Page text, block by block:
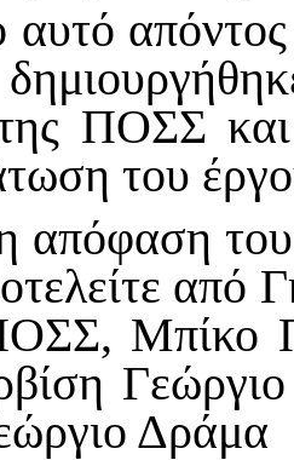
αυτό
ΠΟΣΣ και
του
απόφαση
Μπίκο
Δράμα